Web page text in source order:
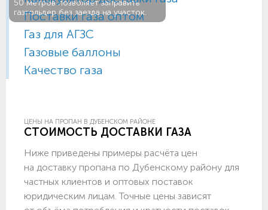
50 метров позволяет заправить
газгольдер без заезда на участок.
Поставки газа оптом
Газ для АГЗС
Газовые баллоны
Качество газа
ЦЕНЫ НА ПРОПАН В ДУБЕНСКОМ РАЙОНЕ
СТОИМОСТЬ ДОСТАВКИ ГАЗА
Ниже приведены примеры расчёта цен
на доставку пропана по Дубенскому району для
частных клиентов и оптовых поставок
юридическим лицам. Точные цены зависят